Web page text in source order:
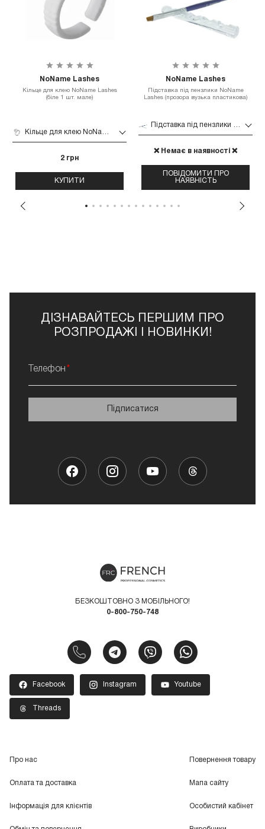
NoName Lashes
Кільце для клею NoName Lashes
(біле 1 шт. мале)
2 грн
КУПИТИ
NoName Lashes
Підставка під пензлики NoName
Lashes (прозора вузька пластикова)
❌ Немає в наявності ❌
ПОВІДОМИТИ ПРО
НАЯВНІСТЬ
ДІЗНАВАЙТЕСЬ ПЕРШИМ ПРО
РОЗПРОДАЖІ І НОВИНКИ!
Телефон
Підписатися
БЕЗКОШТОВНО З МОБІЛЬНОГО!
0-800-750-748
Facebook Instagram Youtube
Threads
Про нас
Оплата та доставка
Інформація для клієнтів
Повернення товару
Мапа сайту
Особистий кабінет